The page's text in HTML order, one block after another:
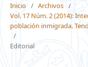
Inicio / Archivos /
Vol. 17 Núm. 2 (2014):
población inmigrada.
/
Editorial